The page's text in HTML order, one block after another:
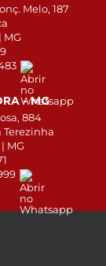
Melo, 187
MG
- MG
884
Terezinha
MG